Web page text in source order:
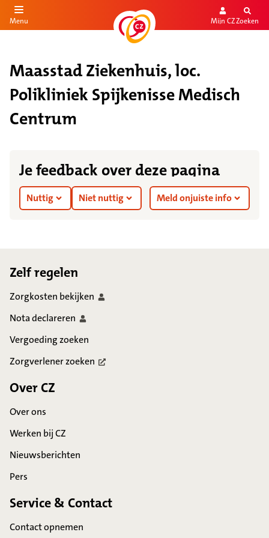
de inhoud
Menu Mijn CZZoeken
Maasstad Ziekenhuis, loc.
Polikliniek Spijkenisse Medisch
Centrum
Je feedback over deze pagina
Nuttig Niet nuttig Meld onjuiste info
Zelf regelen
Zorgkosten bekijken
Notadeclareren
Vergoeding zoeken
Zorgverlenerzoeken
Over CZ
Over ons
Werken bij CZ
Nieuwsberichten
Pers
Service & Contact
Contact opnemen